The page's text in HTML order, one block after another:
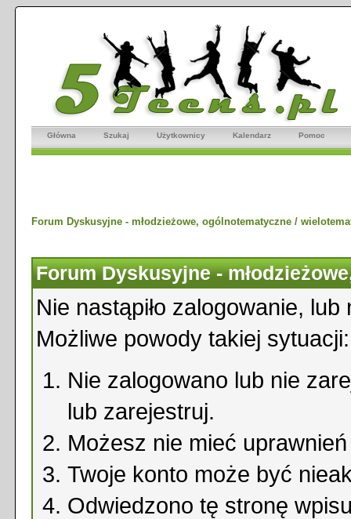
Główna Szukaj Użytkownicy Kalendarz Pomoc
Forum Dyskusyjne - młodzieżowe, ogólnotematyczne /
Forum Dyskusyjne -
Nie nastąpiło zalogowanie,
Możliwe powody takiej sytuacji:
Nie zalogowano lub nie
lub zarejestruj.
Możesz nie mieć
Twoje konto może być
Odwiedzono tę stronę